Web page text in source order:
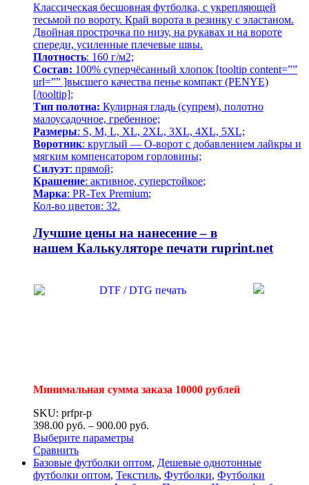
Классическая бесшовная футболка, с укрепляющей
тесьмой по вороту. Край ворота в резинку с эластаном.
Двойная прострочка по низу, на рукавах и на вороте
спереди, усиленные плечевые швы.
Плотность: 160 г/м2;
Состав: 100% суперчёсанный хлопок [tooltip content=””
url=”” ]высшего качества пенье компакт (PENYE)
[/tooltip];
Тип полотна: Кулирная гладь (супрем), полотно
малоусадочное, гребенное;
Размеры: S, M, L, XL, 2XL, 3XL, 4XL, 5XL;
Воротник: круглый — О-ворот с добавлением лайкры и
мягким компенсатором горловины;
Силуэт: прямой;
Крашение: активное, суперстойкое;
Марка: PR-Tex Premium;
Кол-во цветов: 32.
Лучшие цены на нанесение – в
нашем Калькуляторе печати ruprint.net
Минимальная сумма заказа 10000 рублей
SKU: prfpr-p
398.00 руб. – 900.00 руб.
Выберите параметры
Сравнить
Базовые футболки оптом, Дешевые однотонные
футболки оптом, Текстиль, Футболки, Футболки